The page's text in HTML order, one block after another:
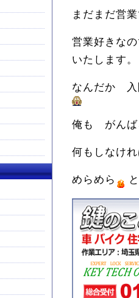
まだまだ営
営業好きな
いたしま
なんだか 入
俺も がんば
何もしなけ
めらめら